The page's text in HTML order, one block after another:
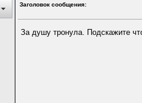
Заголовок сообщения:
За душу тронула. Подскажите